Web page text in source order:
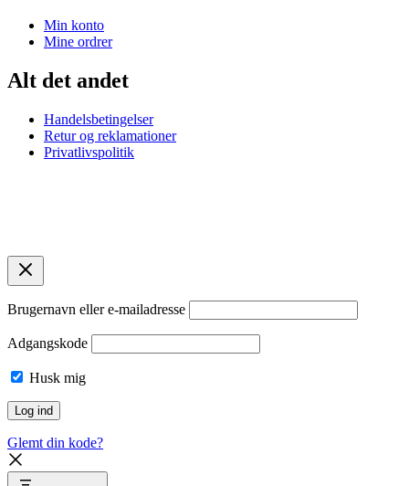
Min konto
Mine ordrer
Alt det andet
Handelsbetingelser
Retur og reklamationer
Privatlivspolitik
Brugernavn eller e-mailadresse
Adgangskode
Husk mig
Glemt din kode?